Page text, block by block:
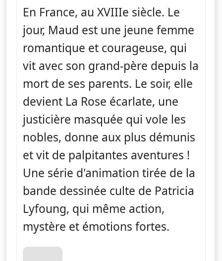
En France, au XVIIIe siècle. Le
jour, Maud est une jeune femme
romantique et courageuse, qui
vit avec son grand-père depuis la
mort de ses parents. Le soir, elle
devient La Rose écarlate, une
justicière masquée qui vole les
nobles, donne aux plus démunis
et vit de palpitantes aventures !
Une série d'animation tirée de la
bande dessinée culte de Patricia
Lyfoung, qui même action,
mystère et émotions fortes.